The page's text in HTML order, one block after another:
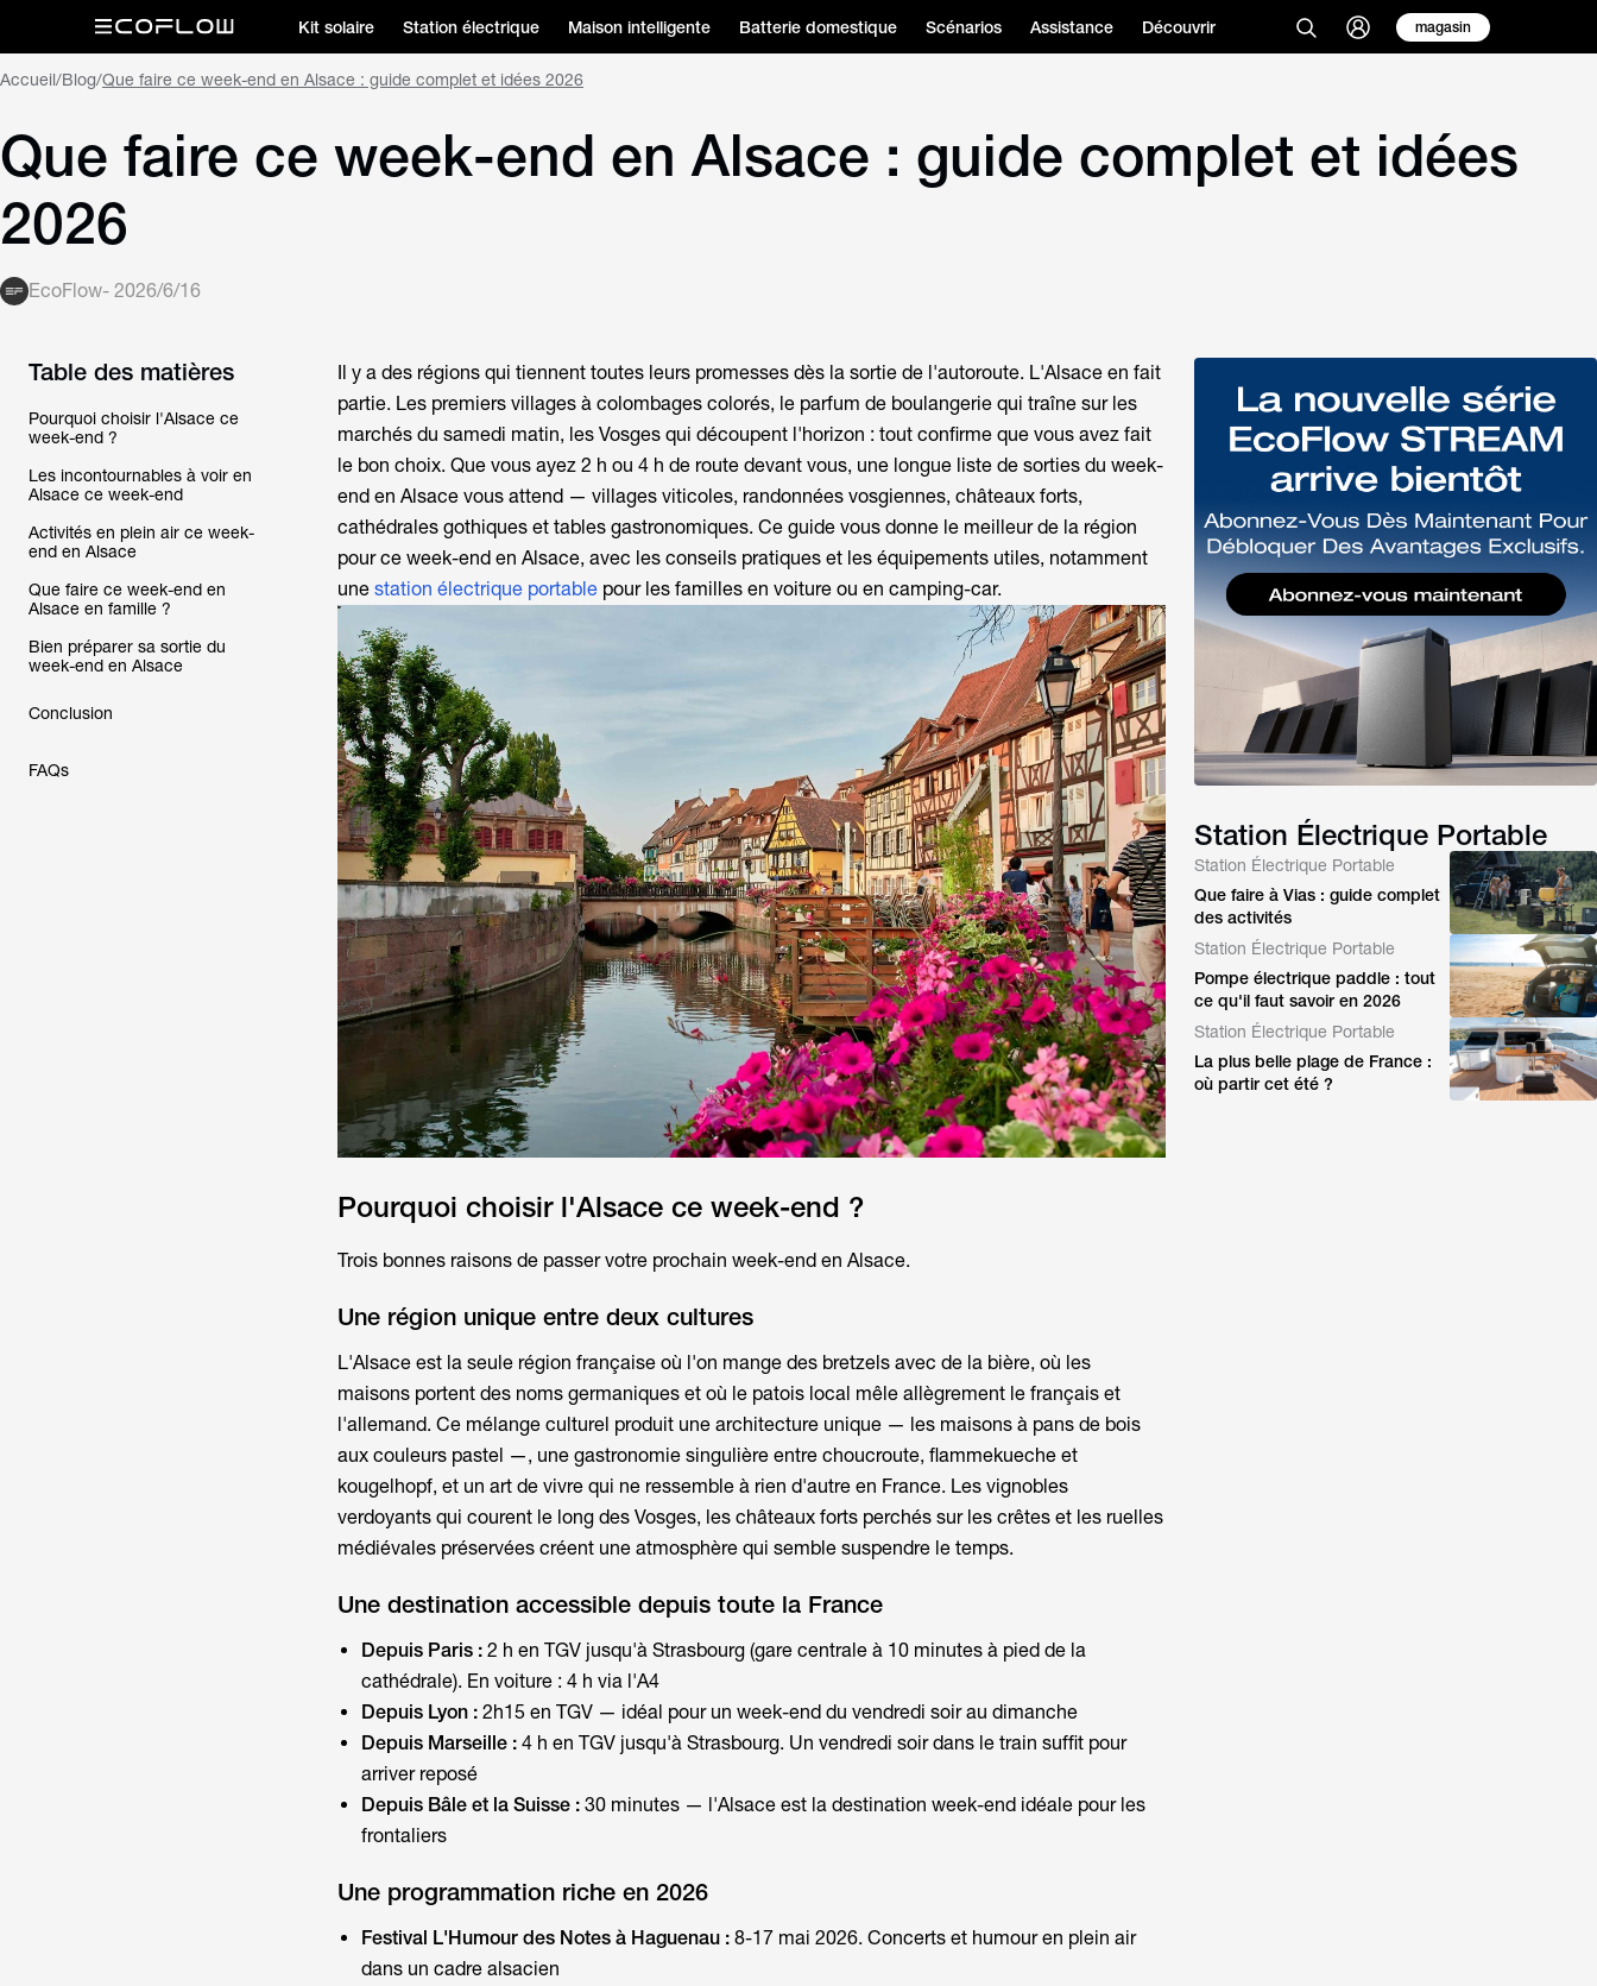
Kit solaire Station électrique Maison intelligente Batterie domestique Scénarios Assistance Découvrir magasin
Accueil/Blog/Que faire ce week-end en Alsace : guide complet et idées 2026
Que faire ce week-end en Alsace : guide complet et idées
2026
EcoFlow- 2026/6/16
Table des matières
Pourquoi choisir l'Alsace ce
week-end ?
Les incontournables à voir en
Alsace ce week-end
Activités en plein air ce week-
end en Alsace
Que faire ce week-end en
Alsace en famille ?
Bien préparer sa sortie du
week-end en Alsace
Conclusion
FAQs
Il y a des régions qui tiennent toutes leurs promesses dès la sortie de l'autoroute. L'Alsace en fait
partie. Les premiers villages à colombages colorés, le parfum de boulangerie qui traîne sur les
marchés du samedi matin, les Vosges qui découpent l'horizon : tout confirme que vous avez fait
le bon choix. Que vous ayez 2 h ou 4 h de route devant vous, une longue liste de sorties du week-
end en Alsacevous attend — villages viticoles, randonnées vosgiennes, châteaux forts,
cathédrales gothiques et tables gastronomiques. Ce guide vous donne le meilleur de la région
pource week-end en Alsace, avec les conseils pratiques et les équipements utiles, notamment
une station électrique portablepour les familles en voiture ou en camping-car.
Pourquoi choisir l'Alsace ce week-end ?
Trois bonnes raisons de passer votre prochain week-end en Alsace.
Une région unique entre deux cultures
L'Alsace est la seule région française où l'on mange des bretzels avec de la bière, où les
maisons portent des noms germaniques et où le patois local mêle allègrement le français et
l'allemand. Ce mélange culturel produit une architecture unique — les maisons à pans de bois
aux couleurs pastel —, une gastronomie singulière entre choucroute, flammekueche et
kougelhopf, et un art de vivre qui ne ressemble à rien d'autre en France. Les vignobles
verdoyants qui courent le long des Vosges, les châteaux forts perchés sur les crêtes et les ruelles
médiévales préservées créent une atmosphère qui semble suspendre le temps.
Une destination accessible depuis toute la France
Depuis Paris : 2 h en TGV jusqu'à Strasbourg (gare centrale à 10 minutes à pied de la
cathédrale). En voiture : 4 h via l'A4
Depuis Lyon : 2h15 en TGV — idéal pour un week-end du vendredi soir au dimanche
Depuis Marseille : 4 h en TGV jusqu'à Strasbourg. Un vendredi soir dans le train suffit pour
arriver reposé
Depuis Bâle et la Suisse : 30 minutes — l'Alsace est la destination week-end idéale pour les
frontaliers
Une programmation riche en 2026
Festival L'Humour des Notes à Haguenau : 8-17 mai 2026. Concerts et humour en plein air
dans un cadre alsacien
Station Électrique Portable
Station Électrique Portable
Que faire à Vias : guide complet
des activités
Station Électrique Portable
Pompe électrique paddle : tout
ce qu'il faut savoir en 2026
Station Électrique Portable
La plus belle plage de France :
où partir cet été ?